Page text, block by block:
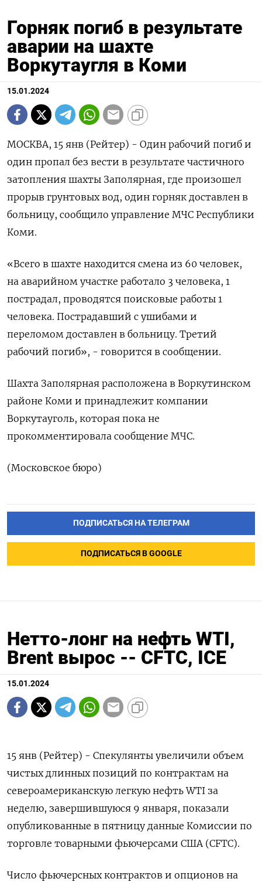
Горняк погиб в результате
аварии на шахте
Воркутаугля в Коми
15.01.2024
МОСКВА, 15 янв (Рейтер) - Один рабочий погиб и
один пропал без вести в результате частичного
затопления шахты Заполярная, где произошел
прорыв грунтовых вод, один горняк доставлен в
больницу, сообщило управление МЧС ​​​Республики
Коми.
«Всего в шахте находится смена из 60 человек,
на аварийном участке работало 3 человека, 1
пострадал, проводятся поисковые работы 1
человека. Пострадавший с ушибами и
переломом доставлен в больницу. Третий
рабочий погиб», - говорится в сообщении.
Шахта Заполярная расположена в Воркутинском
районе Коми и принадлежит компании
Воркутауголь, которая пока не
прокомментировала сообщение МЧС.
(Московское бюро)
ПОДПИСАТЬСЯ НА ТЕЛЕГРАМ
ПОДПИСАТЬСЯ В GOOGLE
Нетто-лонг на нефть WTI,
Brent вырос -- CFTC, ICE
15.01.2024
15 янв (Рейтер) - Спекулянты увеличили объем
чистых длинных позиций по контрактам на
североамериканскую легкую нефть WTI за
неделю, завершившуюся 9 января, показали
опубликованные в пятницу данные Комиссии по
торговле товарными фьючерсами США (CFTC).
Число фьючерсных контрактов и опционов на